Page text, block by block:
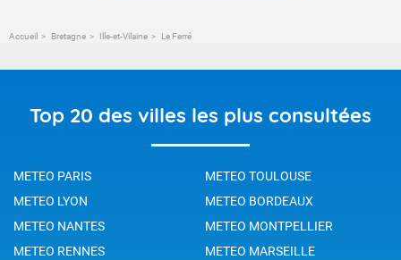
Accueil Bretagne Ille-et-Vilaine Le Ferré
Top 20 des villes les plus consultées
METEO PARIS
METEO TOULOUSE
METEO LYON
METEO BORDEAUX
METEO NANTES
METEO MONTPELLIER
METEO RENNES
METEO MARSEILLE